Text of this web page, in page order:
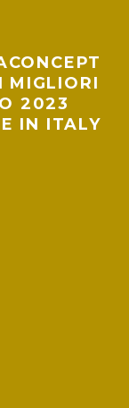
MIGLIORI
2023
IN ITALY